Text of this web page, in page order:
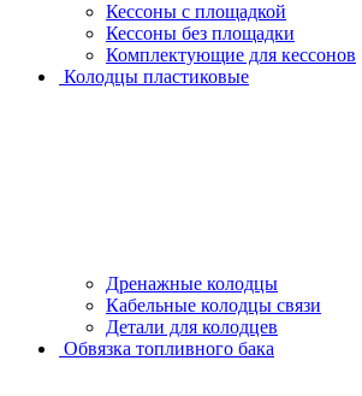
Кессоны с площадкой
Кессоны без площадки
Комплектующие для кессонов
Колодцы пластиковые
Дренажные колодцы
Кабельные колодцы связи
Детали для колодцев
Обвязка топливного бака